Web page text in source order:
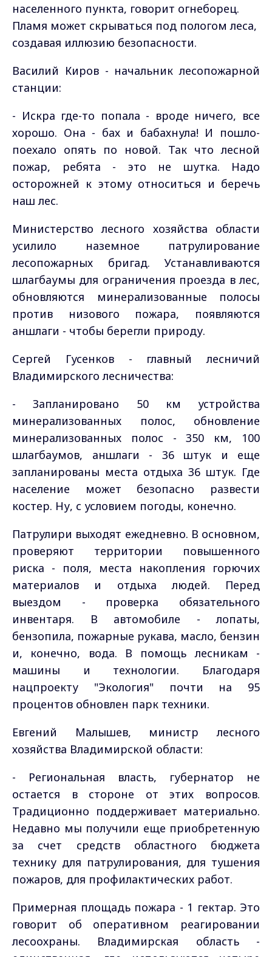
населенного пункта, говорит огнеборец.
Пламя может скрываться под пологом леса,
создавая иллюзию безопасности.
Василий Киров - начальник лесопожарной
станции:
- Искра где-то попала - вроде ничего, все
хорошо. Она - бах и бабахнула! И пошло-
поехало опять по новой. Так что лесной
пожар, ребята - это не шутка. Надо
осторожней к этому относиться и беречь
наш лес.
Министерство лесного хозяйства области
усилило наземное патрулирование
лесопожарных бригад. Устанавливаются
шлагбаумы для ограничения проезда в лес,
обновляются минерализованные полосы
против низового пожара, появляются
аншлаги - чтобы берегли природу.
Сергей Гусенков - главный лесничий
Владимирского лесничества:
- Запланировано 50 км устройства
минерализованных полос, обновление
минерализованных полос - 350 км, 100
шлагбаумов, аншлаги - 36 штук и еще
запланированы места отдыха 36 штук. Где
население может безопасно развести
костер. Ну, с условием погоды, конечно.
Патрулири выходят ежедневно. В основном,
проверяют территории повышенного
риска - поля, места накопления горючих
материалов и отдыха людей. Перед
выездом - проверка обязательного
инвентаря. В автомобиле - лопаты,
бензопила, пожарные рукава, масло, бензин
и, конечно, вода. В помощь лесникам -
машины и технологии. Благодаря
нацпроекту "Экология" почти на 95
процентов обновлен парк техники.
Евгений Малышев, министр лесного
хозяйства Владимирской области:
- Региональная власть, губернатор не
остается в стороне от этих вопросов.
Традиционно поддерживает материально.
Недавно мы получили еще приобретенную
за счет средств областного бюджета
технику для патрулирования, для тушения
пожаров, для профилактических работ.
Примерная площадь пожара - 1 гектар. Это
говорит об оперативном реагировании
лесоохраны. Владимирская область -